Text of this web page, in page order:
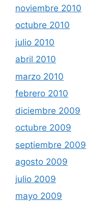
noviembre 2010
octubre 2010
julio 2010
abril 2010
marzo 2010
febrero 2010
diciembre 2009
octubre 2009
septiembre 2009
agosto 2009
julio 2009
mayo 2009